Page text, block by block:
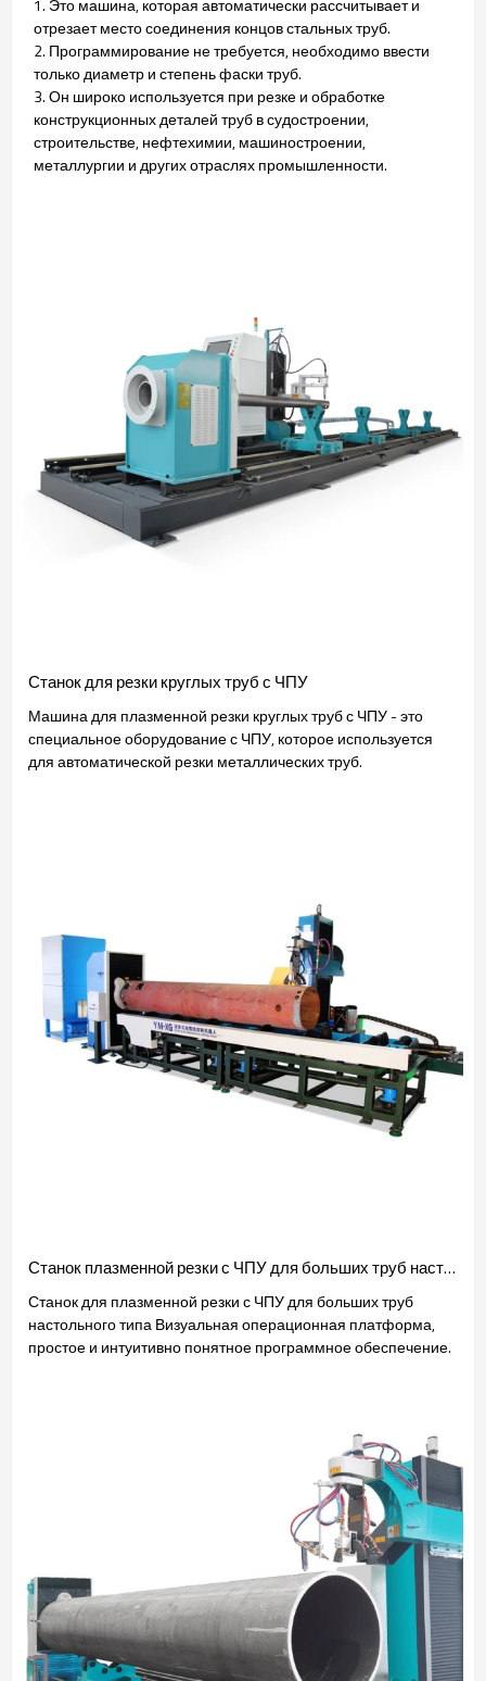
1. Это машина, которая автоматически рассчитывает и
отрезает место соединения концов стальных труб.
2. Программирование не требуется, необходимо ввести
только диаметр и степень фаски труб.
3. Он широко используется при резке и обработке
конструкционных деталей труб в судостроении,
строительстве, нефтехимии, машиностроении,
металлургии и других отраслях промышленности.
Станок для резки круглых труб с ЧПУ
Машина для плазменной резки круглых труб с ЧПУ - это
специальное оборудование с ЧПУ, которое используется
для автоматической резки металлических труб.
Станок плазменной резки с ЧПУ для больших труб настольного типа
Станок для плазменной резки с ЧПУ для больших труб
настольного типа Визуальная операционная платформа,
простое и интуитивно понятное программное обеспечение.